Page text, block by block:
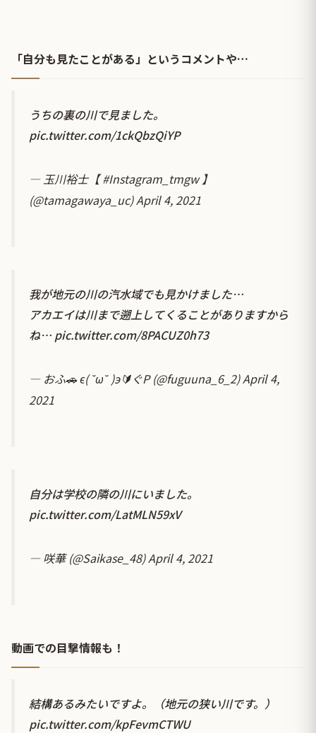
「自分も見たことがある」というコメントや…
うちの裏の川で見ました。
pic.twitter.com/1ckQbzQiYP
— 玉川裕士【 #Instagram_tmgw 】
(@tamagawaya_uc)April 4, 2021
我が地元の川の汽水域でも見かけました…
アカエイは川まで遡上してくることがありますから
ね… pic.twitter.com/8PACUZ0h73
— おふ🚗 є( ˘ω˘ )э🔰ぐP (@fuguuna_6_2)April 4,
2021
自分は学校の隣の川にいました。
pic.twitter.com/LatMLN59xV
— 咲華 (@Saikase_48)April 4, 2021
動画での目撃情報も！
結構あるみたいですよ。（地元の狭い川です。）
pic.twitter.com/kpFevmCTWU